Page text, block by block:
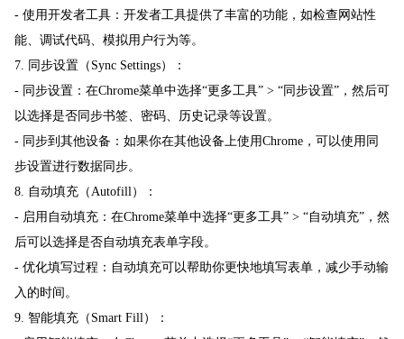
- 使用开发者工具：开发者工具提供了丰富的功能，如检查网站性
能、调试代码、模拟用户行为等。
7. 同步设置（Sync Settings）：
- 同步设置：在Chrome菜单中选择“更多工具” > “同步设置”，然后可
以选择是否同步书签、密码、历史记录等设置。
- 同步到其他设备：如果你在其他设备上使用Chrome，可以使用同
步设置进行数据同步。
8. 自动填充（Autofill）：
- 启用自动填充：在Chrome菜单中选择“更多工具” > “自动填充”，然
后可以选择是否自动填充表单字段。
- 优化填写过程：自动填充可以帮助你更快地填写表单，减少手动输
入的时间。
9. 智能填充（Smart Fill）：